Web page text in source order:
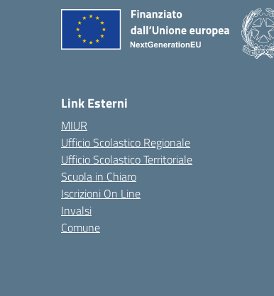
Link Esterni
MIUR
Ufficio Scolastico Regionale
Ufficio Scolastico Territoriale
Scuola in Chiaro
Iscrizioni On Line
Invalsi
Comune